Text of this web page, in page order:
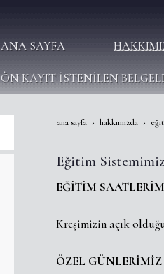
ANA SAYFA
ÖN KAYIT İSTENİLEN
ana sayfa hakkımızda
Eğitim Sistemimiz
EĞİTİM
Kreşimizin açık
ÖZEL GÜNLERİMİZ